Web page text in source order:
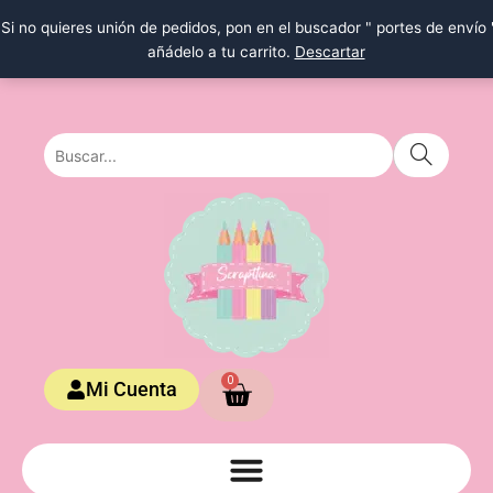
Si no quieres unión de pedidos, pon en el buscador " portes de envío
añádelo a tu carrito. Descartar
al
Mi Cuenta 0
Carrito